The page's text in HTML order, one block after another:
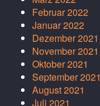
Februar 2022
Januar 2022
Dezember 2021
November 2021
Oktober 2021
September 2021
August 2021
Juli 2021